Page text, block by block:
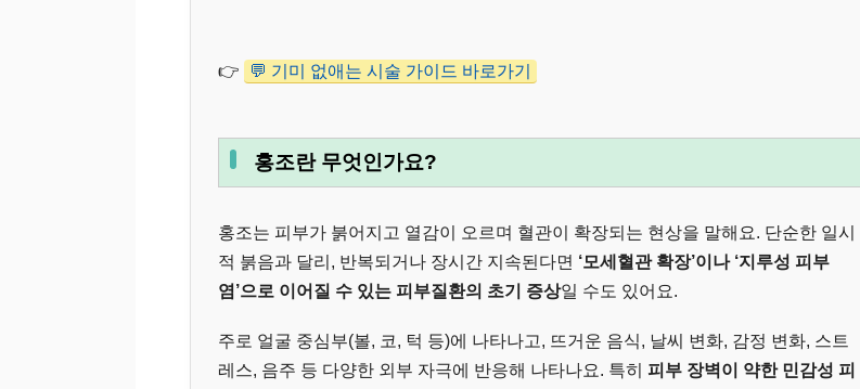
👉 💬 기미 없애는 시술 가이드 바로가기
홍조란 무엇인가요?
홍조는 피부가 붉어지고 열감이 오르며 혈관이 확장되는 현상을 말해요. 단순한 일시
적 붉음과 달리, 반복되거나 장시간 지속된다면 ‘모세혈관 확장’이나 ‘지루성 피부
염’으로 이어질 수 있는 피부질환의 초기 증상일 수도 있어요.
주로 얼굴 중심부(볼, 코, 턱 등)에 나타나고, 뜨거운 음식, 날씨 변화, 감정 변화, 스트
레스, 음주 등 다양한 외부 자극에 반응해 나타나요. 특히 피부 장벽이 약한 민감성 피